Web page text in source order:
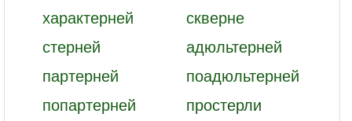
характерней
скверне
стерней
адюльтерней
партерней
поадюльтерней
попартерней
простерли